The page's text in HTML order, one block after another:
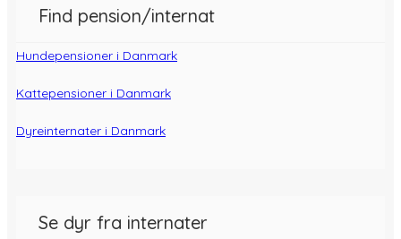
Find pension/internat
Hundepensioner i Danmark
Kattepensioner i Danmark
Dyreinternater i Danmark
Se dyr fra internater